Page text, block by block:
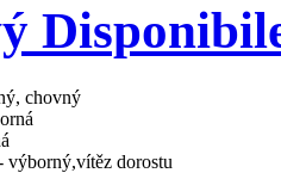
chovný
dorostu